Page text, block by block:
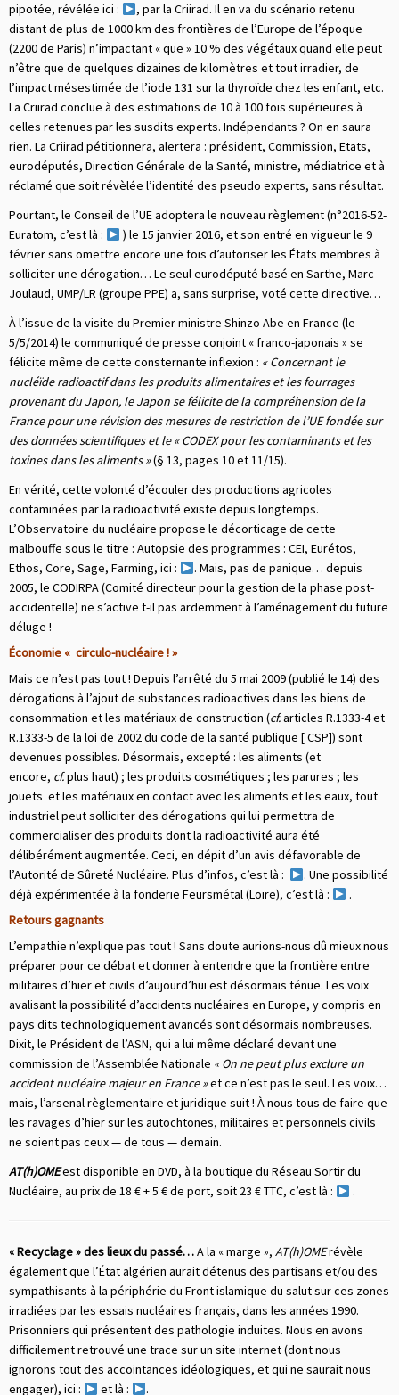
pipotée, révélée ici :
, par la Criirad. Il en va du scénario retenu
distant de plus de 1000 km des frontières de l’Europe de l’époque
(2200 de Paris) n’impactant « que » 10 % des végétaux quand elle peut
n’être que de quelques dizaines de kilomètres et tout irradier, de
l’impact mésestimée de l’iode 131 sur la thyroïde chez les enfant, etc.
La Criirad conclue à des estimations de 10 à 100 fois supérieures à
celles retenues par les susdits experts. Indépendants ? On en saura
rien. La Criirad pétitionnera, alertera : président, Commission, Etats,
eurodéputés, Direction Générale de la Santé, ministre, médiatrice et à
réclamé que soit révèlée l’identité des pseudo experts, sans résultat.
Pourtant, le Conseil de l’UE adoptera le nouveau règlement (n°2016-52-
Euratom, c’est là :
) le 15 janvier 2016, et son entré en vigueur le 9
février sans omettre encore une fois d’autoriser les États membres à
solliciter une dérogation… Le seul eurodéputé basé en Sarthe, Marc
Joulaud, UMP/LR (groupe PPE) a, sans surprise, voté cette directive…
À l’issue de la visite du Premier ministre Shinzo Abe en France (le
5/5/2014) le communiqué de presse conjoint « franco-japonais » se
félicite même de cette consternante inflexion : « Concernant le
nucléïde radioactif dans les produits alimentaires et les fourrages
provenant du Japon, le Japon se félicite de la compréhension de la
France pour une révision des mesures de restriction de l’UE fondée sur
des données scientifiques et le « CODEX pour les contaminants et les
toxines dans les aliments »(§ 13, pages 10 et 11/15).
En vérité, cette volonté d’écouler des productions agricoles
contaminées par la radioactivité existe depuis longtemps.
L’Observatoire du nucléaire propose le décorticage de cette
malbouffe sous le titre : Autopsie des programmes : CEI, Eurétos,
Ethos, Core, Sage, Farming, ici :
. Mais, pas de panique… depuis
2005, le CODIRPA (Comité directeur pour la gestion de la phase post-
accidentelle) ne s’active t-il pas ardemment à l’aménagement du future
déluge !
Économie « circulo-nucléaire ! »
Mais ce n’est pas tout ! Depuis l’arrêté du 5 mai 2009 (publié le 14) des
dérogations à l’ajout de substances radioactives dans les biens de
consommation et les matériaux de construction (cf.articles R.1333-4 et
R.1333-5 de la loi de 2002 du code de la santé publique [ CSP]) sont
devenues possibles. Désormais, excepté : les aliments (et
encore, cf.plus haut) ; les produits cosmétiques ; les parures ; les
jouets et les matériaux en contact avec les aliments et les eaux, tout
industriel peut solliciter des dérogations qui lui permettra de
commercialiser des produits dont la radioactivité aura été
délibérément augmentée. Ceci, en dépit d’un avis défavorable de
l’Autorité de Sûreté Nucléaire. Plus d’infos, c’est là :
. Une possibilité
déjà expérimentée à la fonderie Feursmétal (Loire), c’est là :
.
Retours gagnants
L’empathie n’explique pas tout ! Sans doute aurions-nous dû mieux nous
préparer pour ce débat et donner à entendre que la frontière entre
militaires d’hier et civils d’aujourd’hui est désormais ténue. Les voix
avalisant la possibilité d’accidents nucléaires en Europe, y compris en
pays dits technologiquement avancés sont désormais nombreuses.
Dixit, le Président de l’ASN, qui a lui même déclaré devant une
commission de l’Assemblée Nationale « On ne peut plus exclure un
accident nucléaire majeur en France »et ce n’est pas le seul. Les voix…
mais, l’arsenal règlementaire et juridique suit ! À nous tous de faire que
les ravages d’hier sur les autochtones, militaires et personnels civils
ne soient pas ceux — de tous — demain.
AT(h)OMEest disponible en DVD, à la boutique du Réseau Sortir du
Nucléaire, au prix de 18 € + 5 € de port, soit 23 € TTC, c’est là :
.
« Recyclage » des lieux du passé…A la « marge », AT(h)OMErévèle
également que l’État algérien aurait détenus des partisans et/ou des
sympathisants à la périphérie du Front islamique du salut sur ces zones
irradiées par les essais nucléaires français, dans les années 1990.
Prisonniers qui présentent des pathologie induites. Nous en avons
difficilement retrouvé une trace sur un site internet (dont nous
ignorons tout des accointances idéologiques, et qui ne saurait nous
engager), ici :
et là : .